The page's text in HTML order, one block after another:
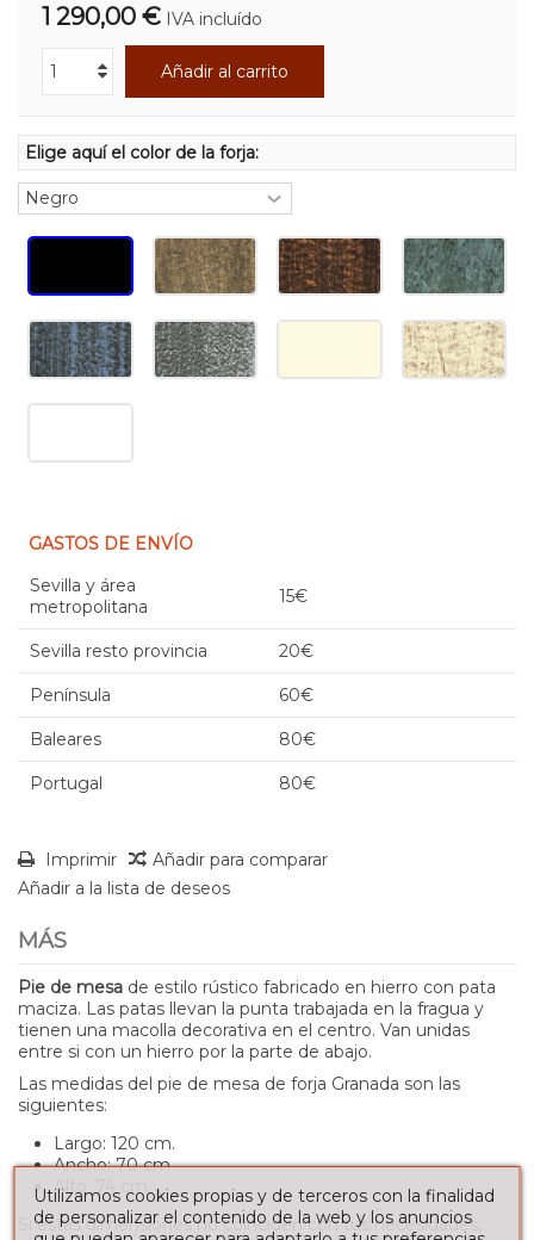
1 290,00 € IVA incluído
Añadir al carrito
Elige aquí el color de la forja:
GASTOS DE ENVÍO
Sevilla y área
metropolitana
15€
Sevilla resto provincia 20€
Península 60€
Baleares 80€
Portugal 80€
Imprimir
Añadir para comparar
Añadir a la lista de deseos
MÁS
Pie de mesa de estilo rústico fabricado en hierro con pata
maciza. Las patas llevan la punta trabajada en la fragua y
tienen una macolla decorativa en el centro. Van unidas
entre si con un hierro por la parte de abajo.
Las medidas del pie de mesa de forja Granada son las
siguientes:
Largo: 120 cm.
Ancho: 70 cm
Alto: 74 cm.
Si estas dimensiones no coinciden con tus necesidades,
Utilizamos cookies propias y de terceros con la finalidad
de personalizar el contenido de la web y los anuncios